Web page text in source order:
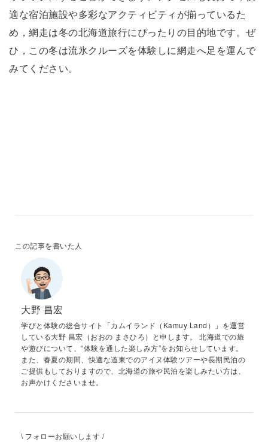
適な宿泊施設や多彩なアクティビティが揃っているた
め，網走は冬の北海道旅行にぴったりの目的地です。ぜ
ひ，この冬は流氷クルーズを体験しに網走へ足を運んで
みてください。
この記事を書いた人
大野 昌宏
学びと体験の総合サイト「カムイランド（Kamuy Land）」を運営
している大野 昌宏（おおの まさひろ）と申します。 北海道での旅
や遊びについて、“体験を通した楽しみ方”をお知らせしています。
また、春夏の期間、快適な道東でのアイヌ体験ツアーや長期民泊の
ご提供もしておりますので、北海道の旅や民泊を楽しみたい方は、
お声かけくださいませ。
\ フォローお願いします /